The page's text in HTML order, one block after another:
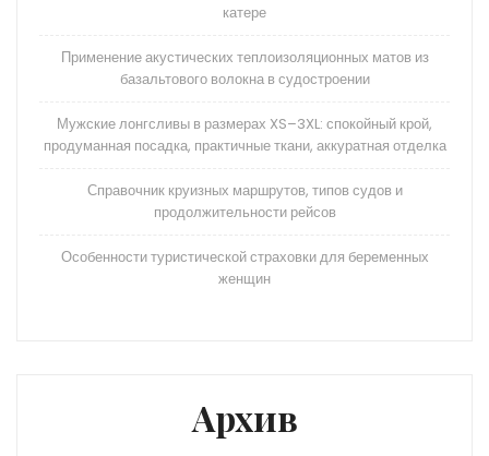
катере
Применение акустических теплоизоляционных матов из
базальтового волокна в судостроении
Мужские лонгсливы в размерах XS–3XL: спокойный крой,
продуманная посадка, практичные ткани, аккуратная отделка
Справочник круизных маршрутов, типов судов и
продолжительности рейсов
Особенности туристической страховки для беременных
женщин
Архив